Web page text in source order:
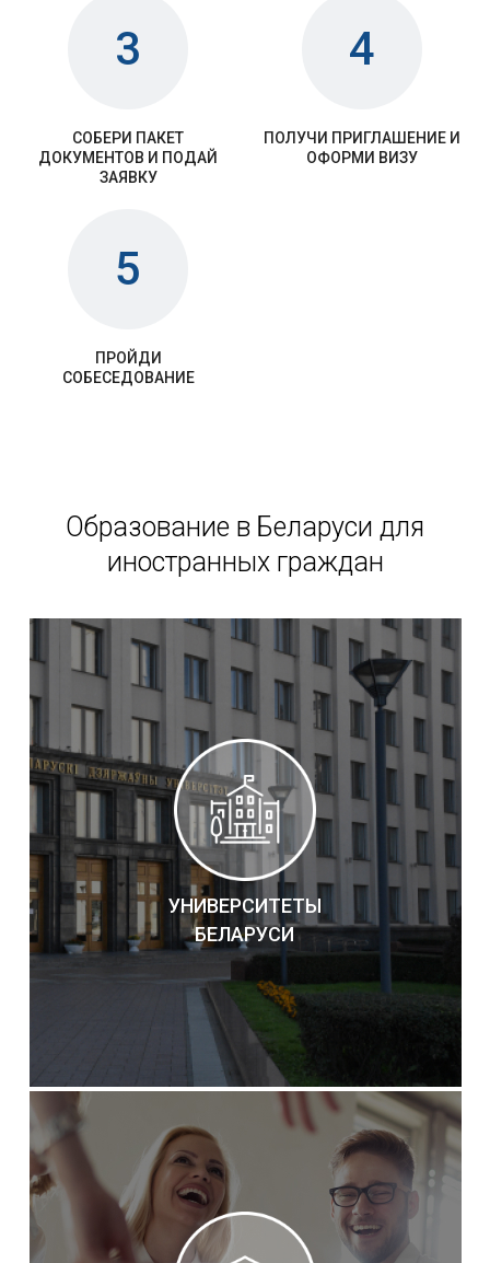
3
СОБЕРИ ПАКЕТ
ДОКУМЕНТОВ И ПОДАЙ
ЗАЯВКУ
4
ПОЛУЧИ ПРИГЛАШЕНИЕ И
ОФОРМИ ВИЗУ
5
ПРОЙДИ
СОБЕСЕДОВАНИЕ
Образование в Беларуси для
иностранных граждан
УНИВЕРСИТЕТЫ
БЕЛАРУСИ